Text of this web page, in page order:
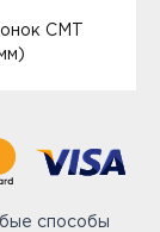
СМТ
способы